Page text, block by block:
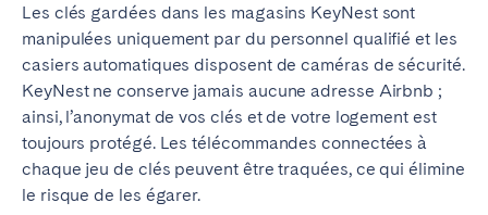
Les clés gardées dans les magasins KeyNest sont
manipulées uniquement par du personnel qualifié et les
casiers automatiques disposent de caméras de sécurité.
KeyNest ne conserve jamais aucune adresse Airbnb ;
ainsi, l’anonymat de vos clés et de votre logement est
toujours protégé. Les télécommandes connectées à
chaque jeu de clés peuvent être traquées, ce qui élimine
le risque de les égarer.
Zug
Zürich
ÉMIRATS ARABES UNIS
Dubaï
ROYAUME-UNI